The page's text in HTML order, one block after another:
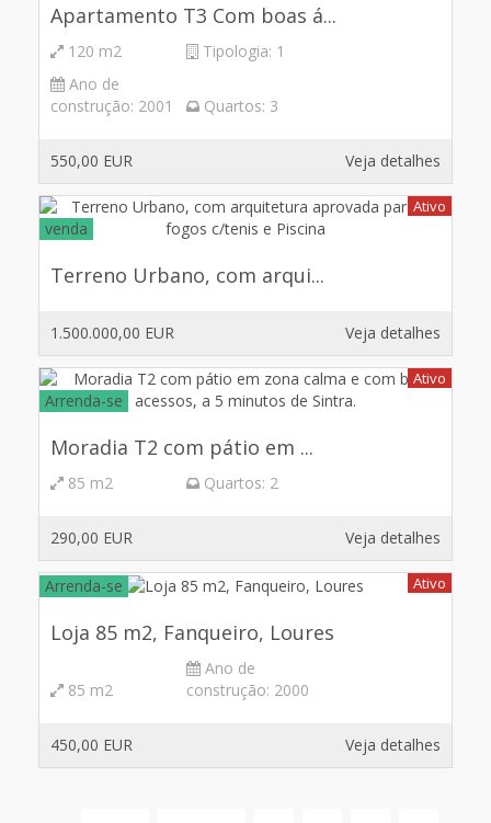
Apartamento T3 Com boas á...
120 m2 Tipologia: 1
Ano de
construção: 2001 Quartos: 3
550,00 EUR Veja detalhes
Ativo
venda
Terreno Urbano, com arqui...
1.500.000,00 EUR Veja detalhes
Ativo
Arrenda-se
Moradia T2 com pátio em ...
85 m2 Quartos: 2
290,00 EUR Veja detalhes
Ativo
Arrenda-se
Loja 85 m2, Fanqueiro, Loures
85 m2
Ano de
construção: 2000
450,00 EUR Veja detalhes